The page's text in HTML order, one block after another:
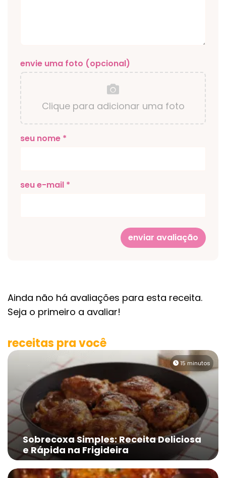
envie uma foto (opcional)
Clique para adicionar uma foto
seu nome *
seu e-mail *
enviar avaliação
Ainda não há avaliações para esta receita.
Seja o primeiro a avaliar!
receitas pra você
15 minutos
Sobrecoxa Simples: Receita Deliciosa
e Rápida na Frigideira